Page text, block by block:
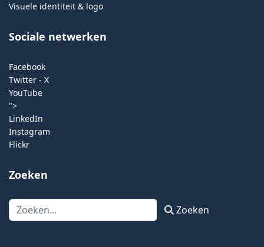
Visuele identiteit & logo
Sociale netwerken
Facebook
Twitter - X
YouTube
">
LinkedIn
Instagram
Flickr
Zoeken
Zoeken Zoeken